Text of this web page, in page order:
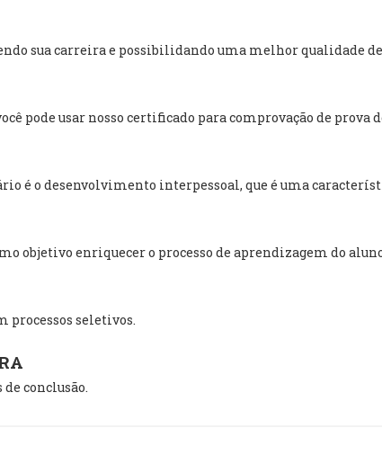
sua carreira e possibilidando uma melhor qualidade
pode usar nosso certificado para comprovação de prova
é o desenvolvimento interpessoal, que é uma
objetivo enriquecer o processo de aprendizagem do
processos seletivos.
conclusão.